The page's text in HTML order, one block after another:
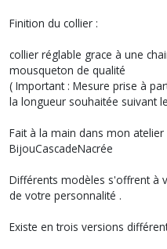
Finition du collier :
collier réglable grace à une
mousqueton de qualité
( Important : Mesure prise à
la longueur souhaitée suivant
Fait à la main dans mon
BijouCascadeNacrée
Différents modèles s'offrent à
de votre personnalité .
Existe en trois versions